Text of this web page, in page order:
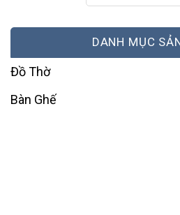
DANH MỤC
Đồ Thờ
Bàn Ghế